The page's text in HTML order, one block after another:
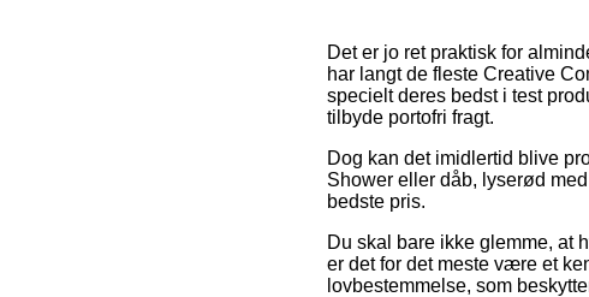
Det er jo ret praktisk for
har langt de fleste Creative
specielt deres bedst i test
tilbyde portofri fragt.
Dog kan det imidlertid blive
Shower eller dåb, lyserød
bedste pris.
Du skal bare ikke glemme, at
er det for det meste være et
lovbestemmelse, som